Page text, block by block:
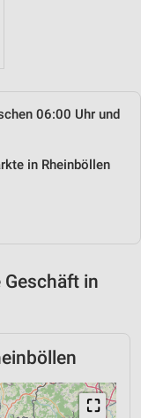
06:00 Uhr und
in Rheinböllen
in
⛶